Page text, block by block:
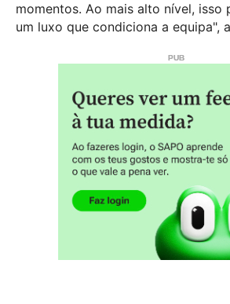
momentos. Ao mais alto nível, isso
um luxo que condiciona a equipa",